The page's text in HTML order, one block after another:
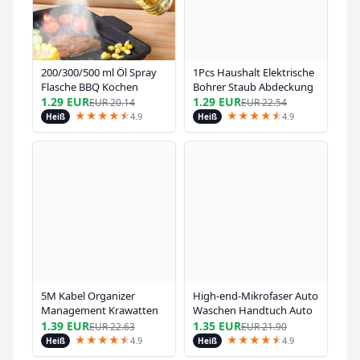
200/300/500 ml Öl Spray
Flasche BBQ Kochen
Olivenöl Sprayer
Kunststoff Backöl Spray
Leere Flasche Essig
flasche Oder Öl pinsel
1.29 EUREUR20.14
Heiß ★★★★★
★4.9
1Pcs Haushalt Elektrische
Bohrer Staub Abdeckung
Asche Schüssel
Auswirkungen Hammer
Staub Kollektor Power
Werkzeug Zubehör
1.29 EUREUR22.54
Heiß ★★★★★
★4.9
5M Kabel Organizer
Management Krawatten
Zerreißbare Kabel Schutz
Für Telefon Maus
Kopfhörer Daten Draht
1.39 EUREUR22.63
Heiß ★★★★★
★4.9
High-end-Mikrofaser Auto
Waschen Handtuch Auto
Reinigung Trocknen Tuch
Säumen Auto Pflege Tuch
Detaillierung Auto
1.35 EUREUR21.90
Heiß ★★★★★
★4.9